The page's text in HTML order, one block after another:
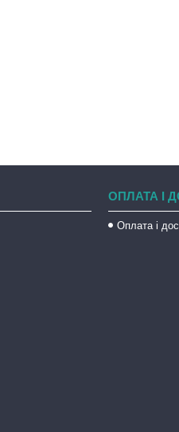
ОПЛАТА І
Оплата і